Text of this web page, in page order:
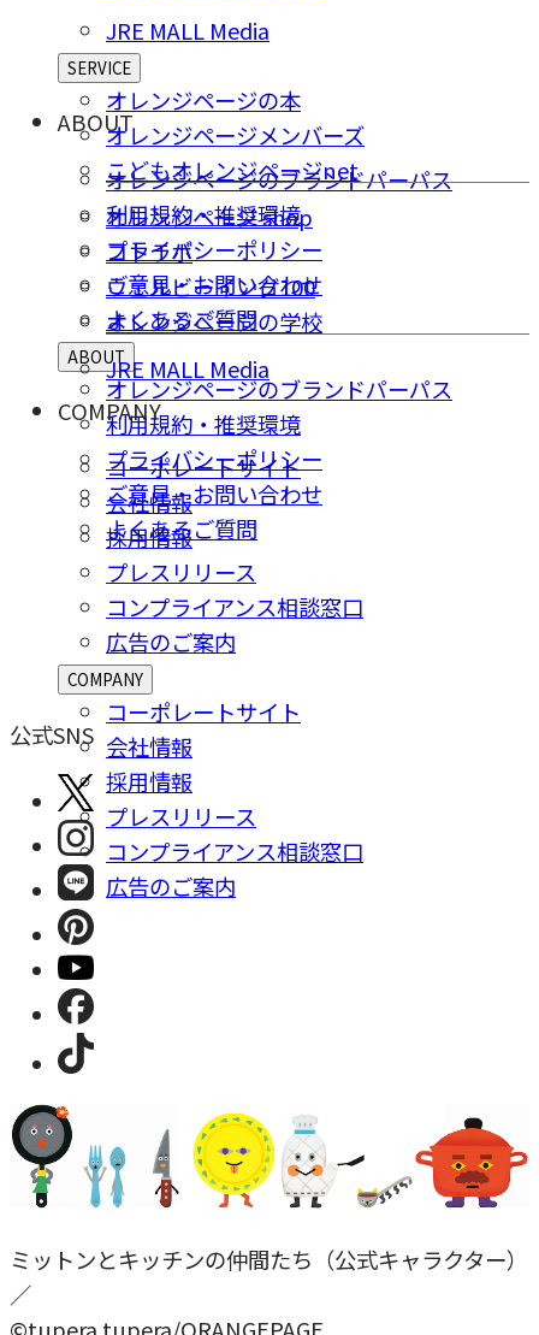
JRE MALL Media
SERVICE
オレンジページの本
オレンジページメンバーズ
こどもオレンジページnet
オレンジページ shop
コトラボ
ウェルビーイング100
オレンジページの学校
JRE MALL Media
ABOUT
オレンジページのブランドパーパス
利用規約・推奨環境
プライバシーポリシー
ご意⾒・お問い合わせ
よくあるご質問
ABOUT
オレンジページのブランドパーパス
利用規約・推奨環境
プライバシーポリシー
ご意⾒・お問い合わせ
よくあるご質問
COMPANY
コーポレートサイト
会社情報
採⽤情報
プレスリリース
コンプライアンス相談窓⼝
広告のご案内
COMPANY
コーポレートサイト
会社情報
採⽤情報
プレスリリース
コンプライアンス相談窓⼝
広告のご案内
公式SNS
ミットンとキッチンの仲間たち（公式キャラクター）
／
©tupera tupera/ORANGEPAGE